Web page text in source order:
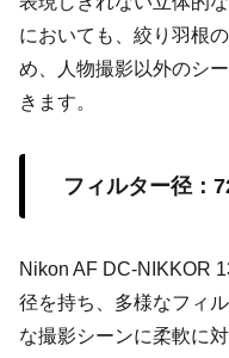
においても、絞り羽根
め、人物撮影以外のシ
きます。
フィルター径：
Nikon AF DC-NIKKOR
径を持ち、多様なフィ
な撮影シーンに柔軟に